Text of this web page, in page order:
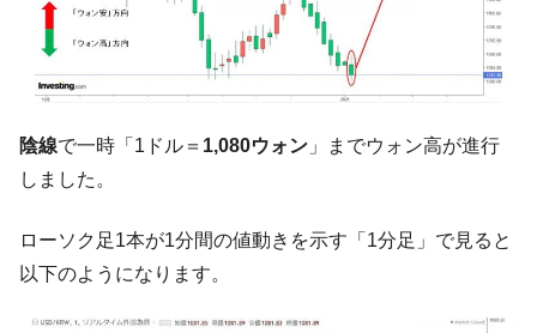
落！
『Money1』
韓国K9専用砲弾･装薬自動供給装甲車両･珍
兵器「K10」が改良に乗り出す。
体だけで410億ドル、輸出全体の41％もある
『Money1』
『Money1』
【韓国の外貨準備】2026年07月は4,279億ド
ル。外平債の発行「19.4億ドル」
『Money1』
韓国「ここは北朝鮮なのか。選管がサーバ
陰線で一時「1ドル＝ 1,080ウォン 」までウォン高が進行
しました。
ローソク足1本が1分間の値動きを示す「1分足」で見ると
以下のようになります。